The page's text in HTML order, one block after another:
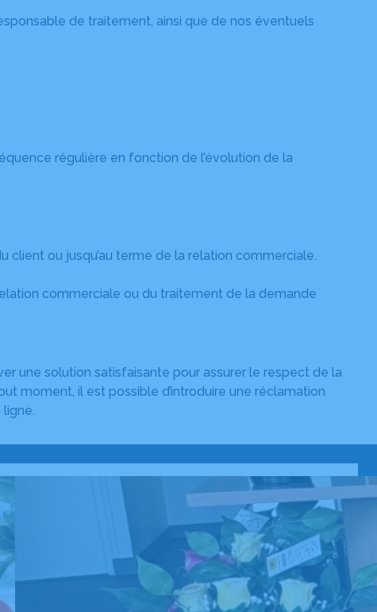
de traitement, ainsi que de nos éventuels
régulière en fonction de l’évolution de la
ou jusqu’au terme de la relation commerciale.
commerciale ou du traitement de la demande
une solution satisfaisante pour assurer le respect de la
moment, il est possible d’introduire une réclamation
ligne.